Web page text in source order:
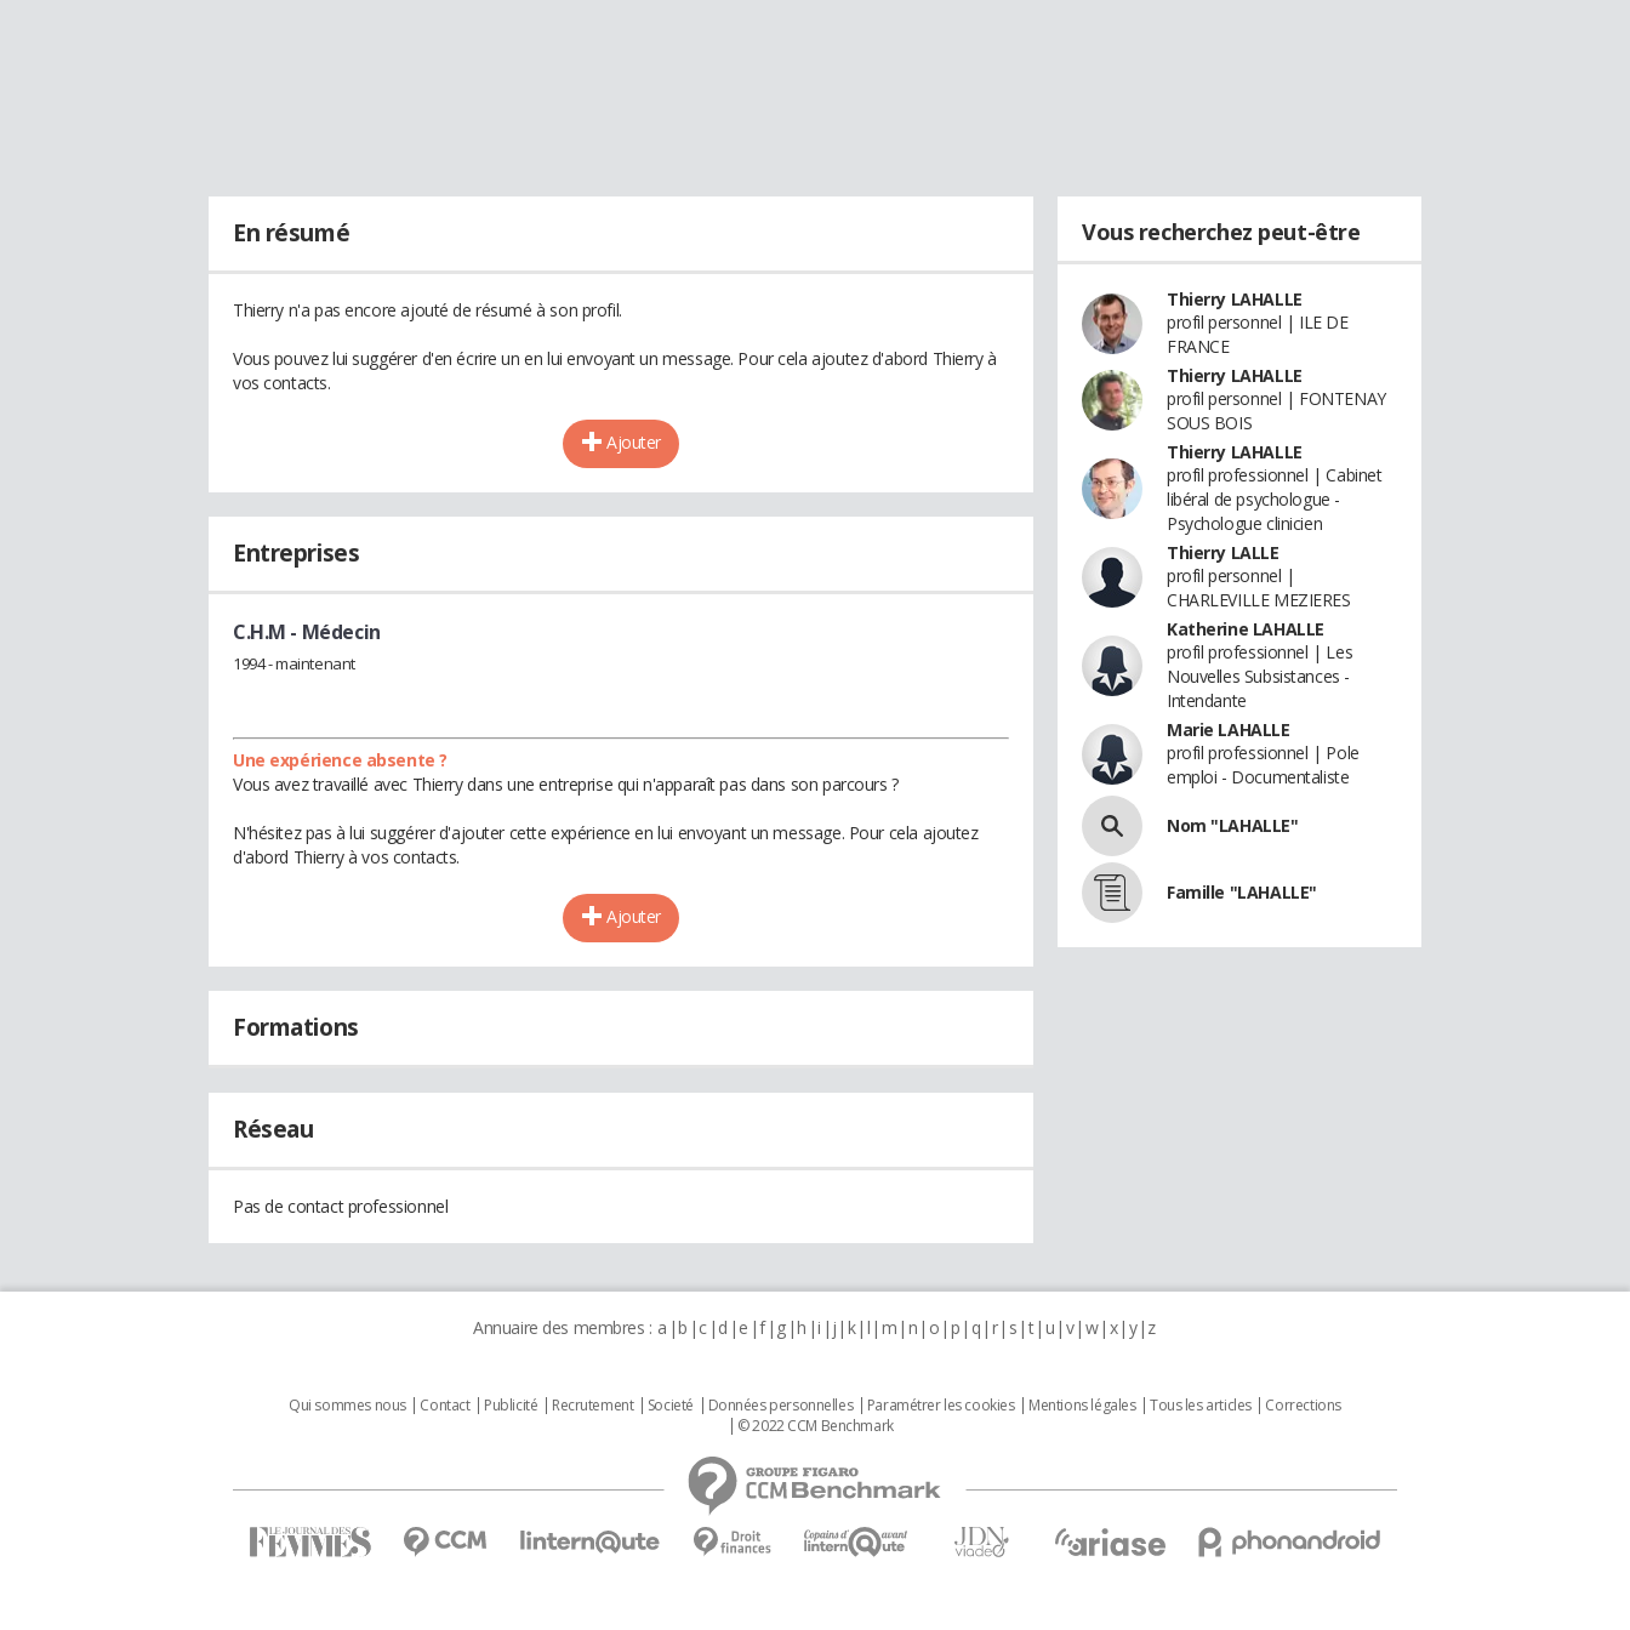
En résumé
Thierry n'a pas encore ajouté de résumé à son profil.
Vous pouvez lui suggérer d'en écrire un en lui envoyant un message. Pour cela ajoutez d'abord Thierry à
vos contacts.
Ajouter
Entreprises
C.H.M - Médecin
1994 - maintenant
Une expérience absente ?
Vous avez travaillé avec Thierry dans une entreprise qui n'apparaît pas dans son parcours ?
N'hésitez pas à lui suggérer d'ajouter cette expérience en lui envoyant un message. Pour cela ajoutez
d'abord Thierry à vos contacts.
Ajouter
Formations
Réseau
Pas de contact professionnel
Vous recherchez peut-être
Thierry LAHALLE
profil personnel | ILE DE
FRANCE
Thierry LAHALLE
profil personnel | FONTENAY
SOUS BOIS
Thierry LAHALLE
profil professionnel | Cabinet
libéral de psychologue -
Psychologue clinicien
Thierry LALLE
profil personnel |
CHARLEVILLE MEZIERES
Katherine LAHALLE
profil professionnel | Les
Nouvelles Subsistances -
Intendante
Marie LAHALLE
profil professionnel | Pole
emploi - Documentaliste
Nom "LAHALLE"
Famille "LAHALLE"
Annuaire des membres : a b c d e f g h i j k l m n o p q r s t u v w x y z
Qui sommes nous Contact Publicité Recrutement Societé Données personnelles Paramétrer les cookies Mentions légales Tous les articles
Corrections
© 2022 CCM Benchmark